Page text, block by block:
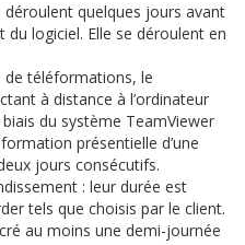
quelques jours avant
logiciel. Elle se déroulent en
de téléformations, le
à distance à l’ordinateur
biais du système TeamViewer
présentielle d’une
jours consécutifs.
: leur durée est
tels que choisis par le client.
au moins une demi-journée